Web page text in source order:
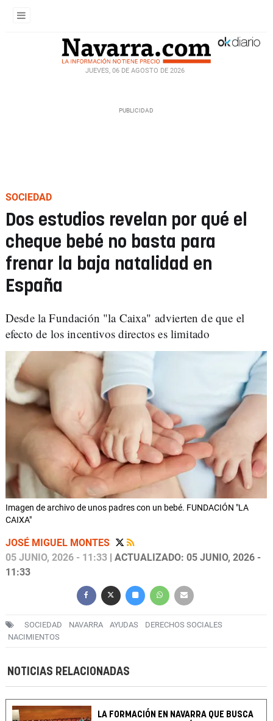
JUEVES, 06 DE AGOSTO DE 2026
SOCIEDAD
Dos estudios revelan por qué el
cheque bebé no basta para
frenar la baja natalidad en
España
Desde la Fundación "la Caixa" advierten de que el
efecto de los incentivos directos es limitado
Imagen de archivo de unos padres con un bebé. FUNDACIÓN "LA
CAIXA"
JOSÉ MIGUEL MONTES
05 JUNIO, 2026 - 11:33 | ACTUALIZADO: 05 JUNIO, 2026 -
11:33
SOCIEDAD NAVARRA AYUDAS
DERECHOS SOCIALES
NACIMIENTOS
NOTICIAS RELACIONADAS
LA FORMACIÓN EN NAVARRA QUE BUSCA